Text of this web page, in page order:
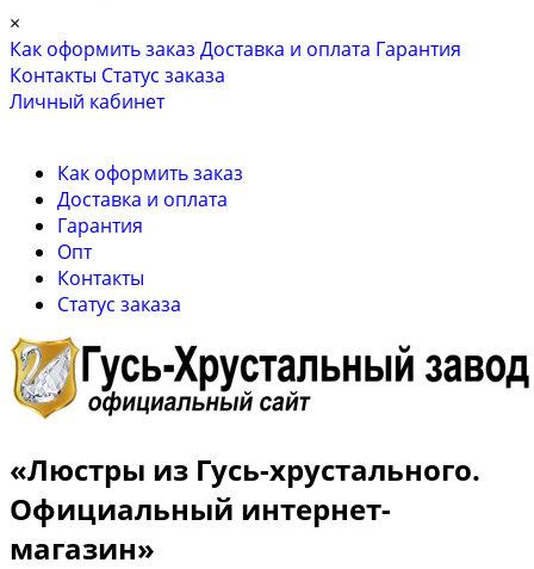
×
Как оформить заказ Доставка и оплата Гарантия
Контакты Cтатус заказа
Личный кабинет
Как оформить заказ
Доставка и оплата
Гарантия
Опт
Контакты
Cтатус заказа
«Люстры из Гусь-хрустального.
Официальный интернет-
магазин»